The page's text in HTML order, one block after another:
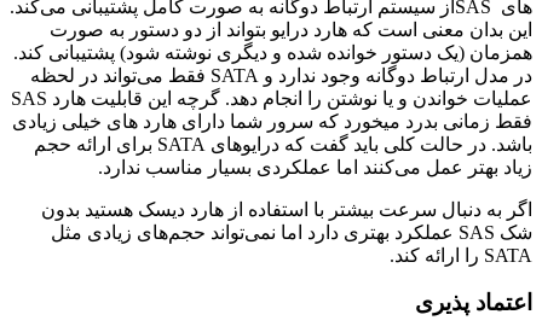
های SASاز سیستم ارتباط دوگانه به صورت کامل پشتیبانی می‌کند.
این بدان معنی است که هارد درایو بتواند از دو دستور به صورت
همزمان (یک دستور خوانده شده و دیگری نوشته شود) پشتیبانی کند.
در مدل ارتباط دوگانه وجود ندارد و SATA فقط می‌تواند در لحظه
عملیات خواندن و یا نوشتن را انجام دهد. گرچه این قابلیت هارد SAS
فقط زمانی بدرد میخورد که سرور شما دارای هارد ‌های خیلی زیادی
باشد. در حالت کلی باید گفت که درایو‌های SATA برای ارائه حجم
زیاد بهتر عمل می‌کنند اما عملکردی بسیار مناسب ندارد.
اگر به دنبال سرعت بیشتر با استفاده از هارد دیسک هستید بدون
شک SAS عملکرد بهتری دارد اما نمی‌تواند حجم‌های زیادی مثل
SATA را ارائه کند.
اعتماد پذیری